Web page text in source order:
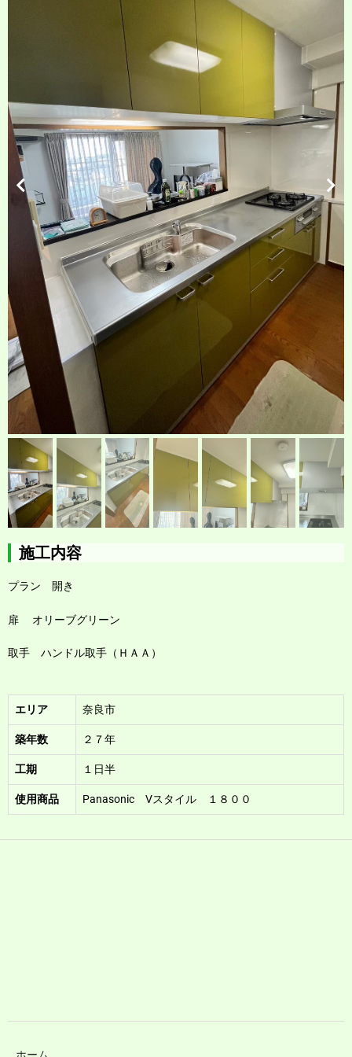
施工内容
プラン 開き
扉 オリーブグリーン
取手 ハンドル取手（ＨＡＡ）
エリア 奈良市
築年数 ２７年
工期 １日半
使用商品 Panasonic Vスタイル １８００
ホーム